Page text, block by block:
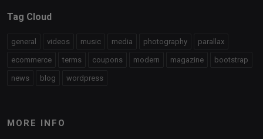
Tag Cloud
general videos music media photography parallax
ecommerce terms coupons modern magazine bootstrap
news blog wordpress
MORE INFO